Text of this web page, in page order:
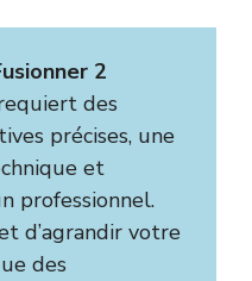
2
des
précises, une
et
professionnel.
d’agrandir votre
des